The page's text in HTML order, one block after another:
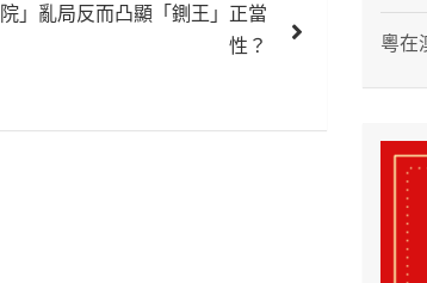
院」亂局反而凸顯「鍘王」正當
性？
粵在